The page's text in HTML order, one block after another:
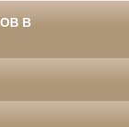
В